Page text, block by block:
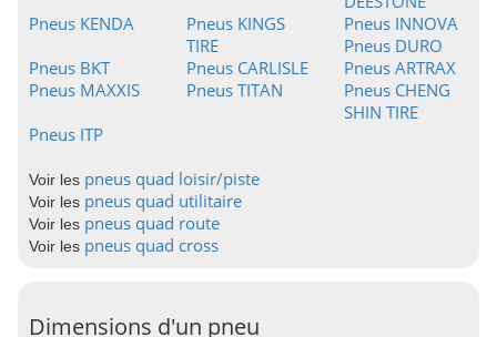
Pneus KENDA
Pneus KINGS
TIRE
Pneus INNOVA
Pneus DURO
Pneus BKT
Pneus CARLISLE
Pneus ARTRAX
Pneus MAXXIS
Pneus TITAN
Pneus CHENG
SHIN TIRE
Pneus ITP
Voir les pneus quad loisir/piste
Voir les pneus quad utilitaire
Voir les pneus quad route
Voir les pneus quad cross
Dimensions d'un pneu